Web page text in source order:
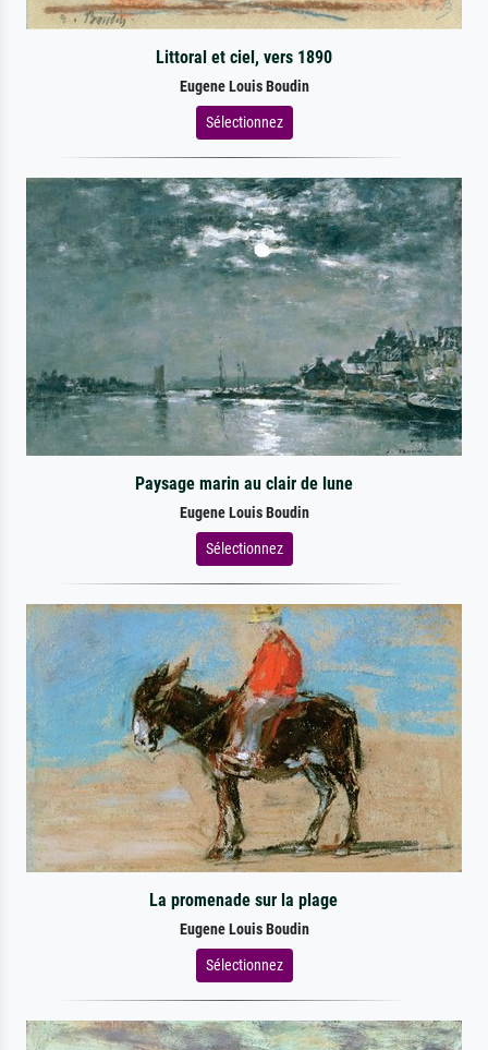
Littoral et ciel, vers 1890
Eugene Louis Boudin
Sélectionnez
Paysage marin au clair de lune
Eugene Louis Boudin
Sélectionnez
La promenade sur la plage
Eugene Louis Boudin
Sélectionnez